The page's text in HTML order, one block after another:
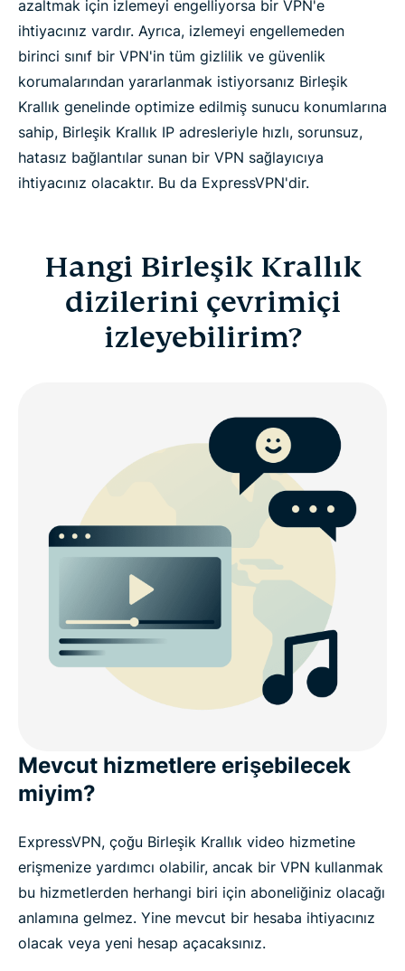
azaltmak için izlemeyi engelliyorsa bir VPN'e
ihtiyacınız vardır. Ayrıca, izlemeyi engellemeden
birinci sınıf bir VPN'in tüm gizlilik ve güvenlik
korumalarından yararlanmak istiyorsanız Birleşik
Krallık genelinde optimize edilmiş sunucu konumlarına
sahip, Birleşik Krallık IP adresleriyle hızlı, sorunsuz,
hatasız bağlantılar sunan bir VPN sağlayıcıya
ihtiyacınız olacaktır. Bu da ExpressVPN'dir.
Hangi Birleşik Krallık
dizilerini çevrimiçi
izleyebilirim?
Mevcut hizmetlere erişebilecek
miyim?
ExpressVPN, çoğu Birleşik Krallık video hizmetine
erişmenize yardımcı olabilir, ancak bir VPN kullanmak
bu hizmetlerden herhangi biri için aboneliğiniz olacağı
anlamına gelmez. Yine mevcut bir hesaba ihtiyacınız
olacak veya yeni hesap açacaksınız.